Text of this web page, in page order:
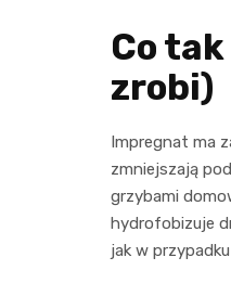
Co
zrobi)
Impregnat ma
zmniejszają
grzybami
hydrofobizuje
jak w